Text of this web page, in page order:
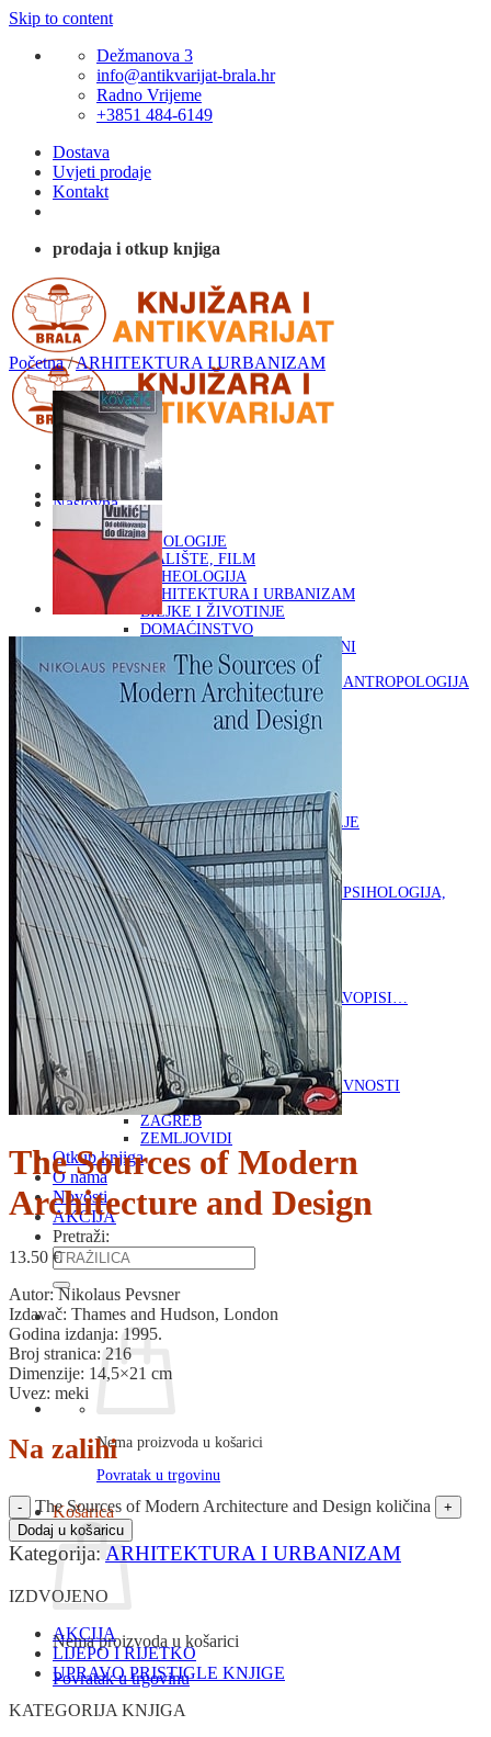
Skip to content
Dežmanova 3
info@antikvarijat-brala.hr
Radno Vrijeme
+3851 484-6149
Dostava
Uvjeti prodaje
Kontakt
prodaja i otkup knjiga
Naslovna
KNJIGE
OD ARHEOLOGIJE
DO KAZALIŠTE, FILM
ARHEOLOGIJA
ARHITEKTURA I URBANIZAM
BILJKE I ŽIVOTINJE
DOMAĆINSTVO
ENCIKLOPEDIJE I LEKSIKONI
ETNOLOGIJA
FILOZOFIJA, SOCIOLOGIJA, ANTROPOLOGIJA
FOTOGRAFIJA
GLAZBENA UMJETNOST
KAZALIŠTE, FILM
OD KNJIŽEVNOST
DO RELIGIJA
KNJIŽEVNOST
LIKOVNA UMJETNOST
LJEKOVITO BILJE I ZDRAVLJE
MITOLOGIJA
POVIJEST I PUBLICISTIKA
PRIRODNE ZNANOSTI
PSIHOLOGIJA, POPULARNA PSIHOLOGIJA,
ALTERNATIVA
RAZNO
RELIGIJA
OD RJEČNIKA
DO ZEMLJOVIDA
RJEČNICI, GRAMATIKE, PRAVOPISI…
ŠAH
SPORT
STRIPOVI
TEHNIČKE ZNANOSTI
TEORIJA I POVIJEST KNJIŽEVNOSTI
VEDUTE
ZAGREB
ZEMLJOVIDI
Otkup knjiga
O nama
Novosti
AKCIJA
Pretraži:
Nema proizvoda u košarici
Povratak u trgovinu
Košarica
Nema proizvoda u košarici
Povratak u trgovinu
Početna /ARHITEKTURA I URBANIZAM
The Sources of Modern
Architecture and Design
13.50 €
Autor: Nikolaus Pevsner
Izdavač: Thames and Hudson, London
Godina izdanja: 1995.
Broj stranica: 216
Dimenzije: 14,5×21 cm
Uvez: meki
Na zalihi
The Sources of Modern Architecture and Design količina
Dodaj u košaricu
Kategorija: ARHITEKTURA I URBANIZAM
IZDVOJENO
AKCIJA
LIJEPO I RIJETKO
UPRAVO PRISTIGLE KNJIGE
KATEGORIJA KNJIGA